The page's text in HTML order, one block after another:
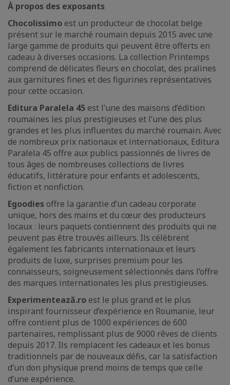
À propos des exposants
Chocolissimo est un producteur de chocolat belge
présent sur le marché roumain depuis 2015 avec une
large gamme de produits qui peuvent être offerts en
cadeau à diverses occasions. La collection Printemps
comprend de délicates fleurs en chocolat, des pralines
aux garnitures fines et des figurines représentatives
pour cette occasion.
Editura Paralela 45 est l’une des maisons d’édition
roumaines les plus prestigieuses et l’une des plus
grandes et les plus influentes du marché roumain. Avec
de nombreux prix nationaux et internationaux, Editura
Paralela 45 offre aux publics passionnés de livres de
tous âges de nombreuses collections de livres
éducatifs, littérature pour enfants et adolescents,
fiction et nonfiction.
Egoodies offre la garantie d’un cadeau corporate
unique, hors des mains et du cœur des producteurs
locaux : leurs paquets contiennent des produits qui ne
peuvent pas être trouvés ailleurs. Ils célèbrent
également les fabricants internationaux et leurs
produits de luxe, surprises premium pour les
connaisseurs, soigneusement sélectionnés dans l’offre
des marques internationales les plus prestigieuses.
Experimentează.ro est le plus grand et le plus
inspirant fournisseur d’expérience en Roumanie, leur
offre contient plus de 1000 expériences de 600
partenaires, remplissant plus de 9000 rêves de clients
depuis 2017. Ils remplacent les cadeaux et les bonus
traditionnels par de nouveaux défis, car la satisfaction
d’un don physique prend moins de temps que celle
d’une expérience.